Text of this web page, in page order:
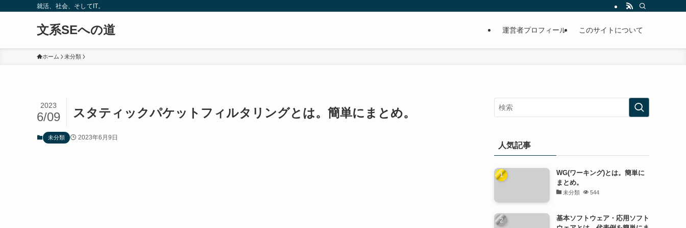
就活、社会、そしてIT。
文系SEへの道 運営者プロフィール このサイトについて
ホーム 未分類
スタティックパケットフィルタリングとは。簡単にまとめ。
2023
6/09
未分類 2023年6月9日
人気記事
WG(ワーキング)とは。簡単に
まとめ。
未分類 544
基本ソフトウェア・応用ソフト